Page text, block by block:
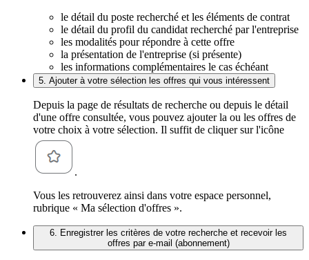
le détail du poste recherché et les éléments de contrat
le détail du profil du candidat recherché par l'entreprise
les modalités pour répondre à cette offre
la présentation de l'entreprise (si présente)
les informations complémentaires le cas échéant
5. Ajouter à votre sélection les offres qui vous intéressent
Depuis la page de résultats de recherche ou depuis le détail
d'une offre consultée, vous pouvez ajouter la ou les offres de
votre choix à votre sélection. Il suffit de cliquer sur l'icône
.
Vous les retrouverez ainsi dans votre espace personnel,
rubrique « Ma sélection d'offres ».
6. Enregistrer les critères de votre recherche et recevoir les
offres par e-mail (abonnement)